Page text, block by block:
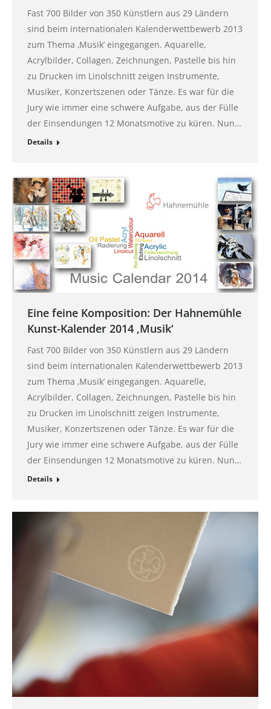
Fast 700 Bilder von 350 Künstlern aus 29 Ländern
sind beim internationalen Kalenderwettbewerb 2013
zum Thema ‚Musik’ eingegangen. Aquarelle,
Acrylbilder, Collagen, Zeichnungen, Pastelle bis hin
zu Drucken im Linolschnitt zeigen Instrumente,
Musiker, Konzertszenen oder Tänze. Es war für die
Jury wie immer eine schwere Aufgabe, aus der Fülle
der Einsendungen 12 Monatsmotive zu küren. Nun…
Details
Eine feine Komposition: Der Hahnemühle
Kunst-Kalender 2014 ‚Musik‘
Fast 700 Bilder von 350 Künstlern aus 29 Ländern
sind beim internationalen Kalenderwettbewerb 2013
zum Thema ‚Musik’ eingegangen. Aquarelle,
Acrylbilder, Collagen, Zeichnungen, Pastelle bis hin
zu Drucken im Linolschnitt zeigen Instrumente,
Musiker, Konzertszenen oder Tänze. Es war für die
Jury wie immer eine schwere Aufgabe, aus der Fülle
der Einsendungen 12 Monatsmotive zu küren. Nun…
Details